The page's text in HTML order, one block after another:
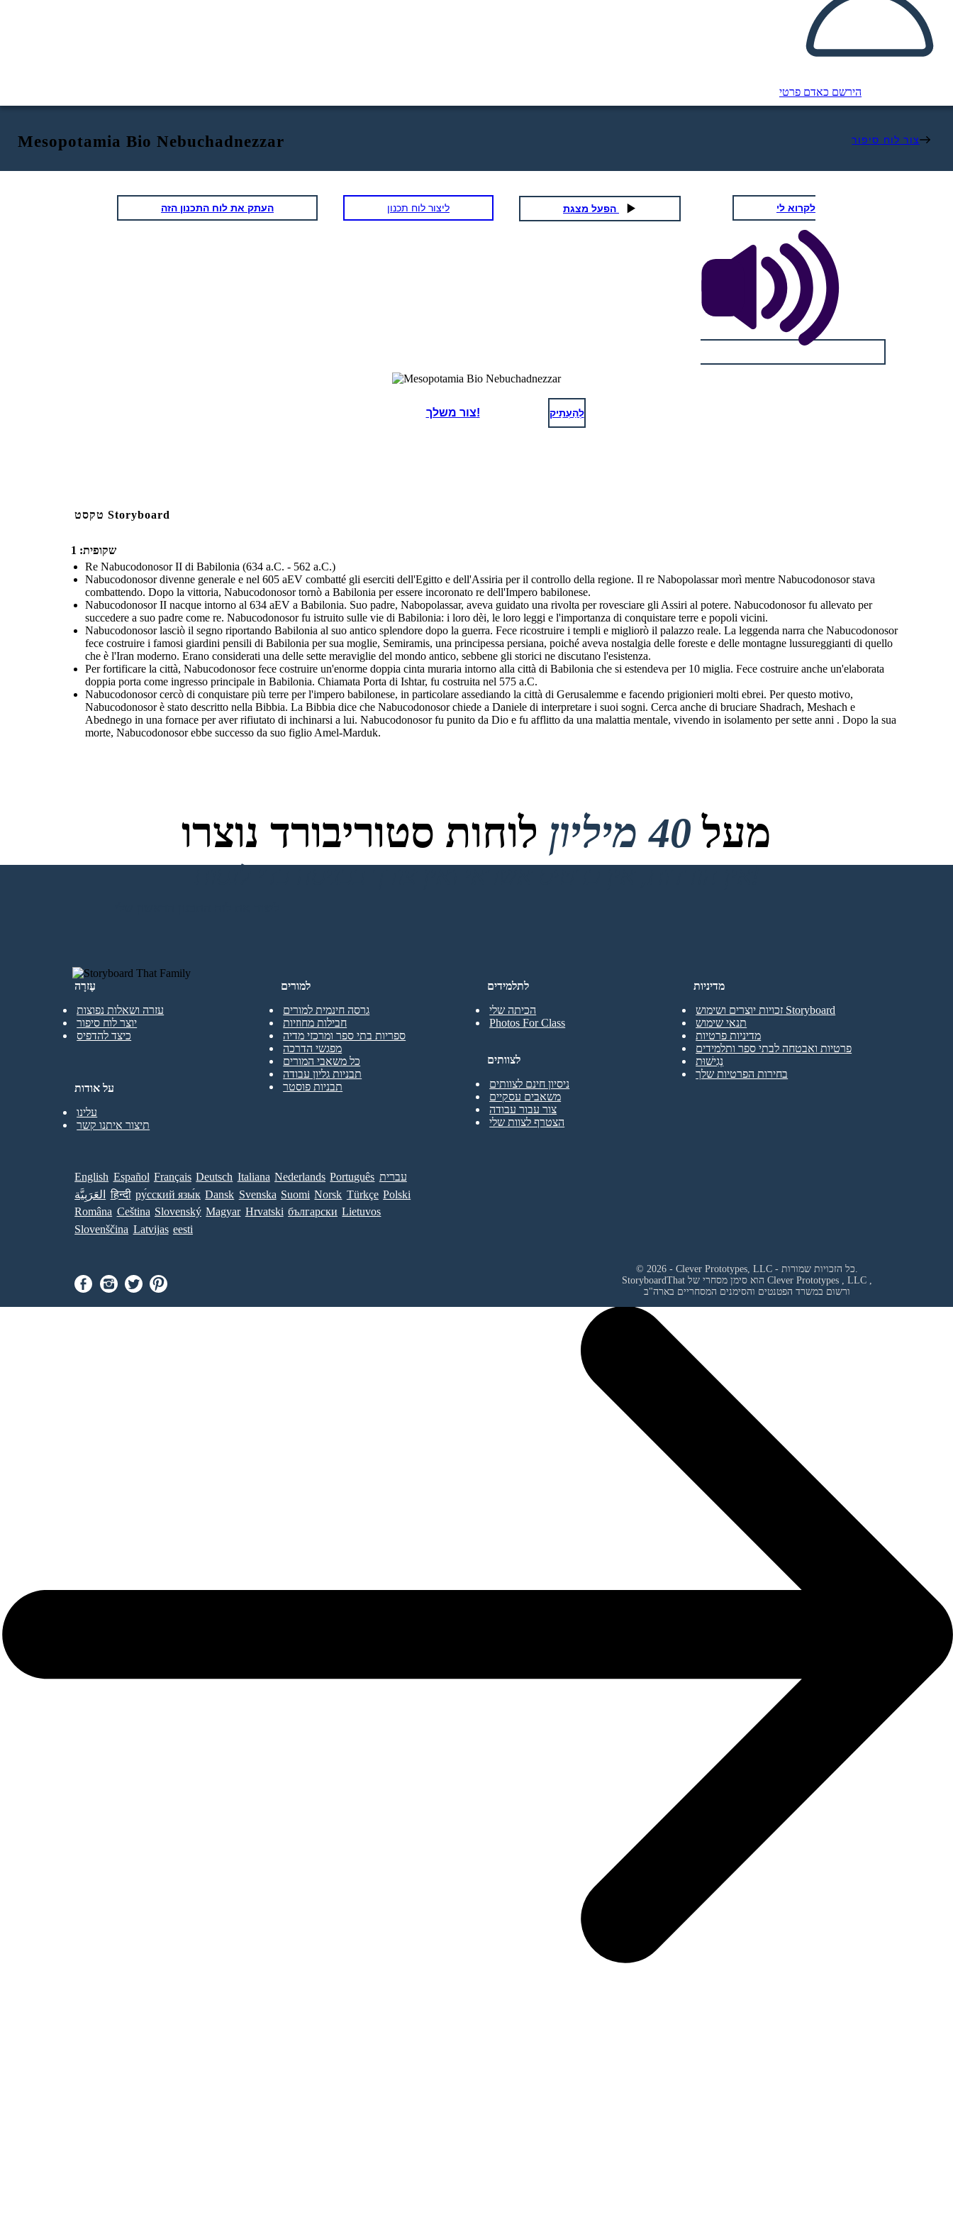
הירשם כאדם פרטי
Mesopotamia Bio Nebuchadnezzar צור לוח סיפור
העתק את לוח התכנון הזה ליצור לוח תכנון לקרוא לי
צור משלך! לְהַעְתִיק
טקסט Storyboard
שקופית: 1
Re Nabucodonosor II di Babilonia (634 a.C. - 562 a.C.)
Nabucodonosor divenne generale e nel 605 aEV combatté gli eserciti dell'Egitto e dell'Assiria per il controllo della regione. Il re Nabopolassar morì mentre Nabucodonosor stava
combattendo. Dopo la vittoria, Nabucodonosor tornò a Babilonia per essere incoronato re dell'Impero babilonese.
Nabucodonosor II nacque intorno al 634 aEV a Babilonia. Suo padre, Nabopolassar, aveva guidato una rivolta per rovesciare gli Assiri al potere. Nabucodonosor fu allevato per
succedere a suo padre come re. Nabucodonosor fu istruito sulle vie di Babilonia: i loro dèi, le loro leggi e l'importanza di conquistare terre e popoli vicini.
Nabucodonosor lasciò il segno riportando Babilonia al suo antico splendore dopo la guerra. Fece ricostruire i templi e migliorò il palazzo reale. La leggenda narra che Nabucodonosor
fece costruire i famosi giardini pensili di Babilonia per sua moglie, Semiramis, una principessa persiana, poiché aveva nostalgia delle foreste e delle montagne lussureggianti di quello
che è l'Iran moderno. Erano considerati una delle sette meraviglie del mondo antico, sebbene gli storici ne discutano l'esistenza.
Per fortificare la città, Nabucodonosor fece costruire un'enorme doppia cinta muraria intorno alla città di Babilonia che si estendeva per 10 miglia. Fece costruire anche un'elaborata
doppia porta come ingresso principale in Babilonia. Chiamata Porta di Ishtar, fu costruita nel 575 a.C.
Nabucodonosor cercò di conquistare più terre per l'impero babilonese, in particolare assediando la città di Gerusalemme e facendo prigionieri molti ebrei. Per questo motivo,
Nabucodonosor è stato descritto nella Bibbia. La Bibbia dice che Nabucodonosor chiede a Daniele di interpretare i suoi sogni. Cerca anche di bruciare Shadrach, Meshach e
Abednego in una fornace per aver rifiutato di inchinarsi a lui. Nabucodonosor fu punito da Dio e fu afflitto da una malattia mentale, vivendo in isolamento per sette anni . Dopo la sua
morte, Nabucodonosor ebbe successo da suo figlio Amel-Marduk.
מעל 40 מיליון לוחות סטוריבורד נוצרו
אין הורדות, אין כרטיס אשראי ואין צורך בכניסה כדי לנסות!
עֶזרָה
עזרה ושאלות נפוצות
יוצר לוח סיפור
כיצד להדפיס
לתלמידים
הכיתה שלי
Photos For Class
למורים
גרסה חינמית למורים
חבילות מחוזיות
ספריות בתי ספר ומרכזי מדיה
מפגשי הדרכה
כל משאבי המורים
תבניות גליון עבודה
תבניות פוסטר
לצוותים
ניסיון חינם לצוותים
משאבים עסקיים
צור עבור עבודה
הצטרף לצוות שלי
על אודות
עלינו
תיצור איתנו קשר
מדיניות
זכויות יוצרים ושימוש Storyboard
תנאי שימוש
מדיניות פרטיות
פרטיות ואבטחה לבתי ספר ותלמידים
נְגִישׁוּת
בחירות הפרטיות שלך
English Español Français Deutsch Italiana Nederlands Português עברית
العَرَبِيَّة
हिन्दी ру́сский язы́к Dansk Svenska Suomi Norsk Türkçe Polski
Româna Ceština Slovenský Magyar Hrvatski български Lietuvos
Slovenščina Latvijas eesti
© 2026 - Clever Prototypes, LLC - כל הזכויות שמורות.
Clever Prototypes , LLC ,
ורשום במשרד הפטנטים והסימנים המסחריים בארה"ב